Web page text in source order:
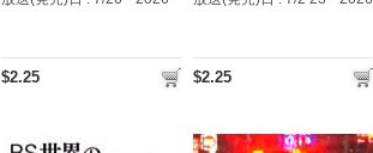
$2.25 $2.25